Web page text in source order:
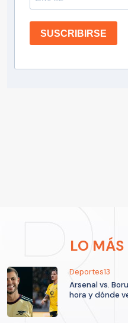
SUSCRIBIRSE
LO MÁS
Deportes13
Arsenal vs.
hora y dónde